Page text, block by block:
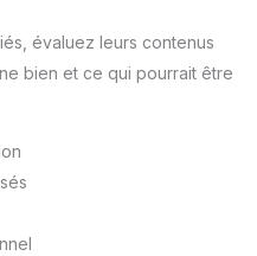
évaluez leurs contenus
bien et ce qui pourrait être